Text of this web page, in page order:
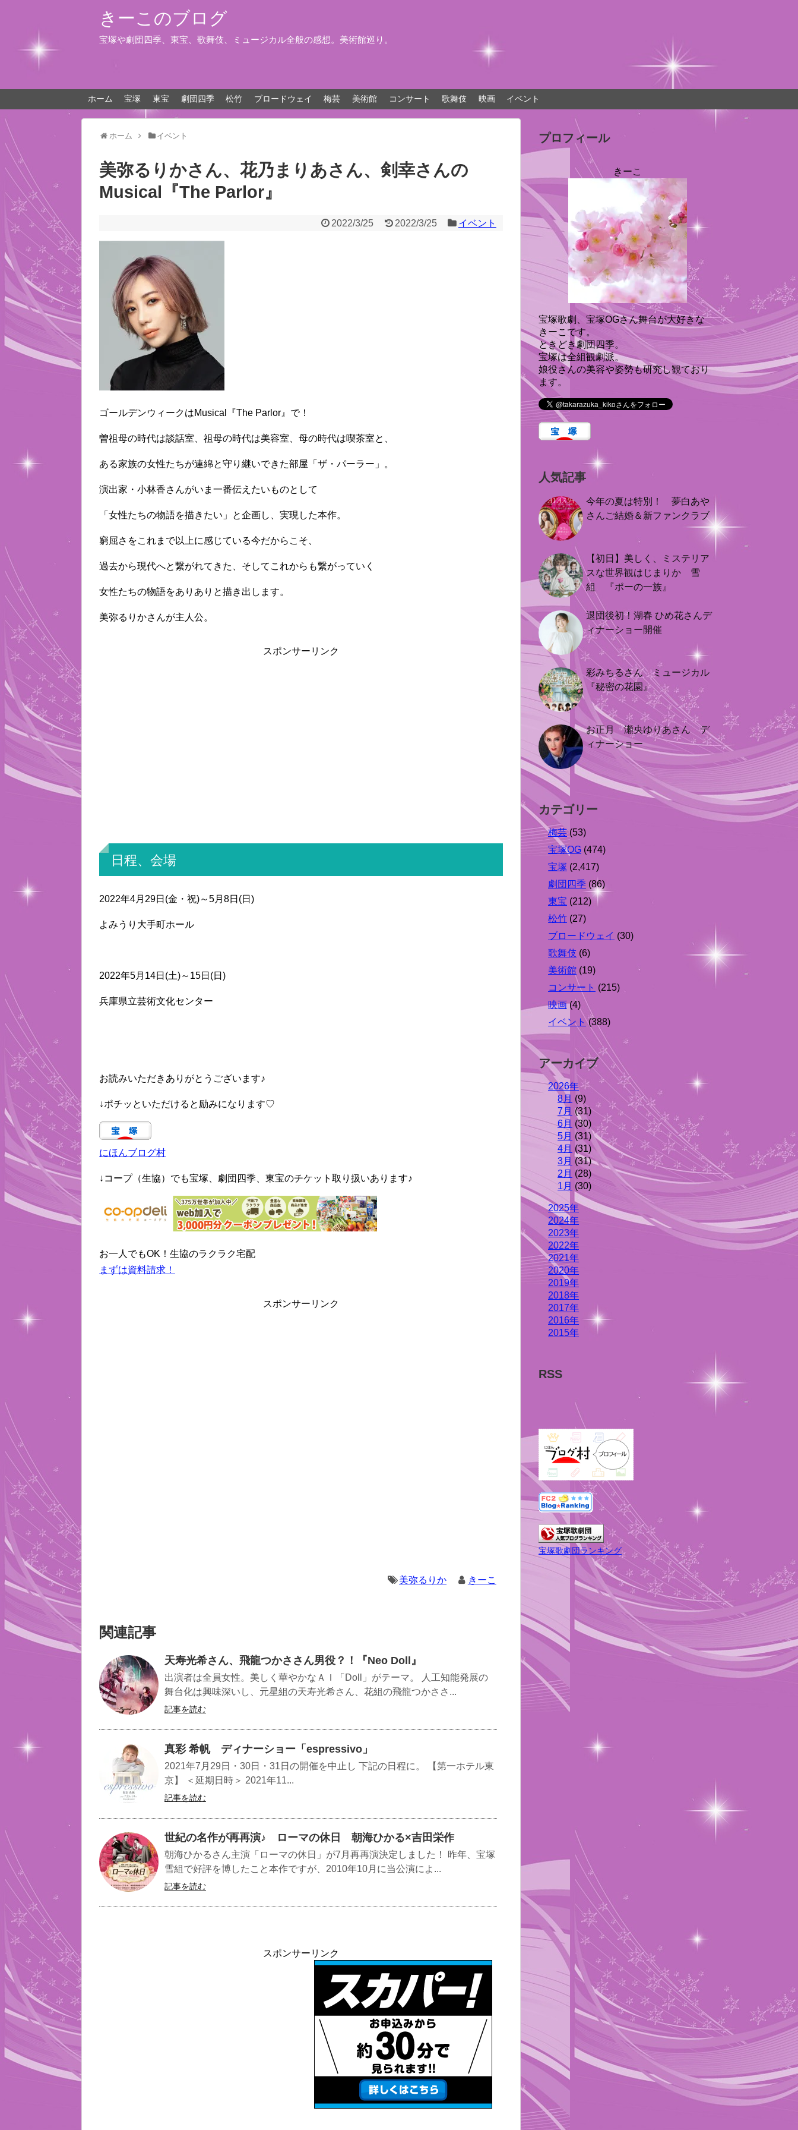
きーこのブログ
宝塚や劇団四季、東宝、歌舞伎、ミュージカル全般の感想。美術館巡り。
ホーム 宝塚 東宝 劇団四季 松竹 ブロードウェイ 梅芸 美術館 コンサート 歌舞伎 映画 イベント
ホーム イベント
美弥るりかさん、花乃まりあさん、剣幸さんの
Musical『The Parlor』
2022/3/25 2022/3/25 イベント
ゴールデンウィークはMusical『The Parlor』で！
曽祖母の時代は談話室、祖母の時代は美容室、母の時代は喫茶室と、
ある家族の女性たちが連綿と守り継いできた部屋「ザ・パーラー」。
演出家・小林香さんがいま一番伝えたいものとして
「女性たちの物語を描きたい」と企画し、実現した本作。
窮屈さをこれまで以上に感じている今だからこそ、
過去から現代へと繋がれてきた、そしてこれからも繋がっていく
女性たちの物語をありありと描き出します。
美弥るりかさんが主人公。
スポンサーリンク
日程、会場
2022年4月29日(金・祝)～5月8日(日)
よみうり大手町ホール
2022年5月14日(土)～15日(日)
兵庫県立芸術文化センター
お読みいただきありがとうございます♪
↓ポチッといただけると励みになります♡
にほんブログ村
↓コープ（生協）でも宝塚、劇団四季、東宝のチケット取り扱いあります♪
お一人でもOK！生協のラクラク宅配
まずは資料請求！
スポンサーリンク
美弥るりか きーこ
関連記事
天寿光希さん、飛龍つかささん男役？！『Neo Doll』
出演者は全員女性。美しく華やかなＡＩ「Doll」がテーマ。 人工知能発展の
舞台化は興味深いし、元星組の天寿光希さん、花組の飛龍つかささ...
記事を読む
真彩 希帆 ディナーショー「espressivo」
2021年7月29日・30日・31日の開催を中止し 下記の日程に。 【第一ホテル東
京】 ＜延期日時＞ 2021年11...
記事を読む
世紀の名作が再再演♪ ローマの休日 朝海ひかる×吉田栄作
朝海ひかるさん主演「ローマの休日」が7月再再演決定しました！ 昨年、宝塚
雪組で好評を博したこと本作ですが、2010年10月に当公演によ...
記事を読む
スポンサーリンク
プロフィール
きーこ
宝塚歌劇、宝塚OGさん舞台が大好きな
きーこです。
ときどき劇団四季。
宝塚は全組観劇派。
娘役さんの美容や姿勢も研究し観ており
ます。
人気記事
今年の夏は特別！ 夢白あや
さんご結婚＆新ファンクラブ
【初日】美しく、ミステリア
スな世界観はじまりか 雪
組 『ポーの一族』
退団後初！湖春 ひめ花さんデ
ィナーショー開催
彩みちるさん ミュージカル
『秘密の花園』
お正月 瀬央ゆりあさん デ
ィナーショー
カテゴリー
梅芸(53)
宝塚OG (474)
宝塚 (2,417)
劇団四季 (86)
東宝 (212)
松竹 (27)
ブロードウェイ (30)
歌舞伎 (6)
美術館 (19)
コンサート (215)
映画(4)
イベント(388)
アーカイブ
2026年
8月 (9)
7月 (31)
6月 (30)
5月 (31)
4月 (31)
3月 (31)
2月 (28)
1月 (30)
2025年
2024年
2023年
2022年
2021年
2020年
2019年
2018年
2017年
2016年
2015年
RSS
宝塚歌劇団ランキング